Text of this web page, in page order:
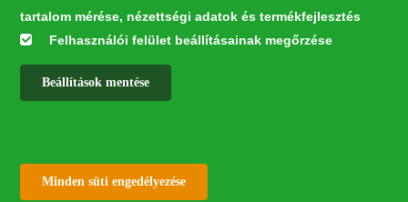
tartalom mérése, nézettségi adatok és termékfejlesztés
Felhasználói felület beállításainak megőrzése
Beállítások mentése
Minden süti engedélyezése